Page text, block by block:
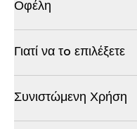
Οφέλη
Γιατί να τo επιλέξετε
Συνιστώμενη Χρήση